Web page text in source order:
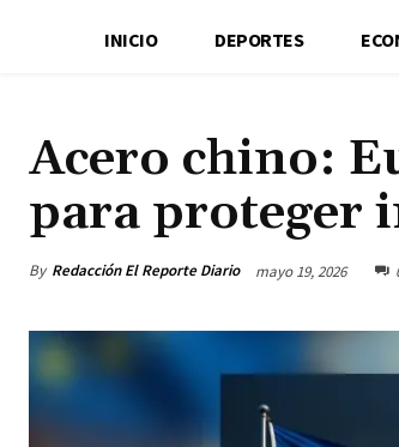
INICIO DEPORTES
Acero chino:
para proteger
By Redacción El Reporte Diario mayo 19, 2026